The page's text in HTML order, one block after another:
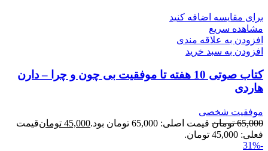
برای مقایسه اضافه کنید
مشاهده سریع
افزودن به علاقه مندی
افزودن به سبد خرید
کتاب صوتی 10 هفته تا موفقیت بی چون و چرا – دارن
هاردی
موفقیت شخصی
65,000 تومان قیمت اصلی: 65,000 تومان بود. 45,000 تومانقیمت
فعلی: 45,000 تومان.
-31%